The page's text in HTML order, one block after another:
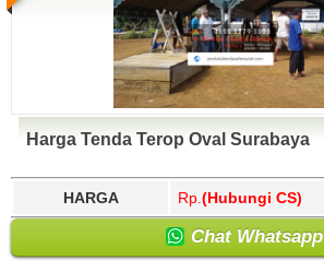
Harga Tenda Terop Oval Surabaya
HARGA Rp. (Hubungi CS)
Chat Whatsapp